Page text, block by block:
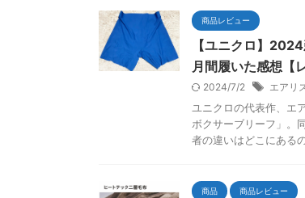
商品レビュー
【ユニクロ】
月間履いた感想【
2024/7/2 エアリ
ユニクロの代表作、エ
ボクサーブリーフ」。
者の違いはどこにある
商品 商品レビュー